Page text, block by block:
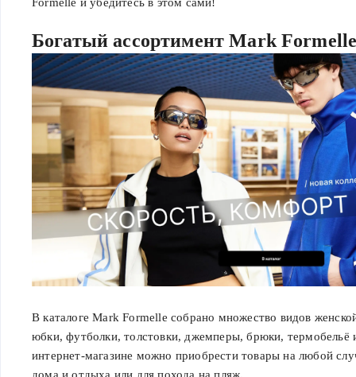
Богатый ассортимент Mark
В каталоге Mark Formelle собрано множество видов
юбки, футболки, толстовки, джемперы, брюки, термобельё
интернет-магазине можно приобрести товары на любой